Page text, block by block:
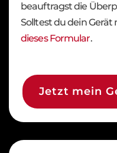
beauftragst die
Solltest du dein
dieses Formular.
Jetzt mein